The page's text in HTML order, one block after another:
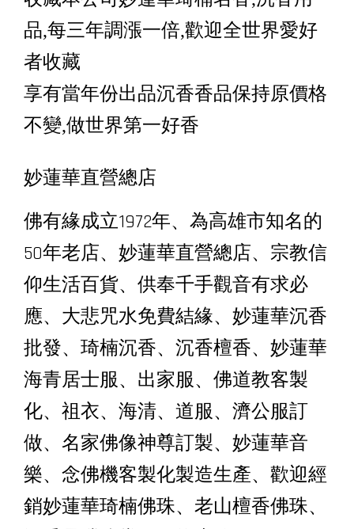
品,每三年調漲一倍,歡迎全世界愛好
者收藏
享有當年份出品沉香香品保持原價格
不變,做世界第一好香
妙蓮華直營總店
佛有緣成立1972年、為高雄市知名的
50年老店、妙蓮華直營總店、宗教信
仰生活百貨、供奉千手觀音有求必
應、大悲咒水免費結緣、妙蓮華沉香
批發、琦楠沉香、沉香檀香、妙蓮華
海青居士服、出家服、佛道教客製
化、祖衣、海清、道服、濟公服訂
做、名家佛像神尊訂製、妙蓮華音
樂、念佛機客製化製造生產、歡迎經
銷妙蓮華琦楠佛珠、老山檀香佛珠、